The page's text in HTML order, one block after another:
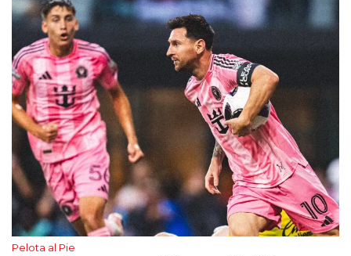
Pelota al Pie